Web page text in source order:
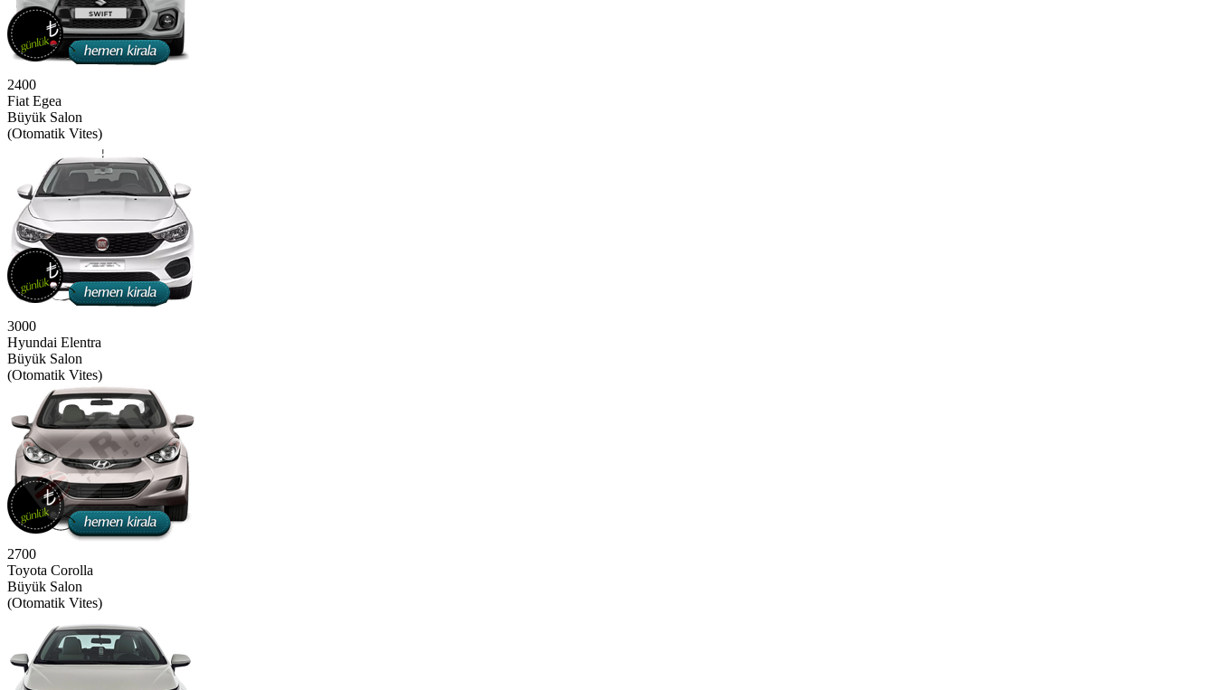
2400
Fiat Egea
Büyük Salon
(Otomatik Vites)
3000
Hyundai Elentra
Büyük Salon
(Otomatik Vites)
2700
Toyota Corolla
Büyük Salon
(Otomatik Vites)